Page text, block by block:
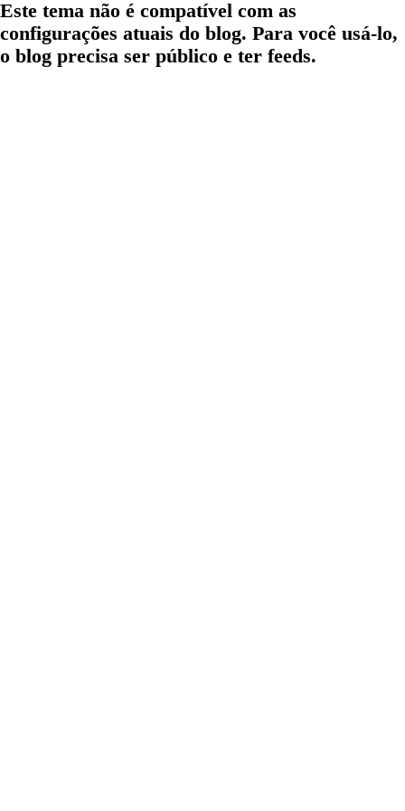
Este tema não é compatível com as
configurações atuais do blog. Para você usá-lo,
o blog precisa ser público e ter feeds.